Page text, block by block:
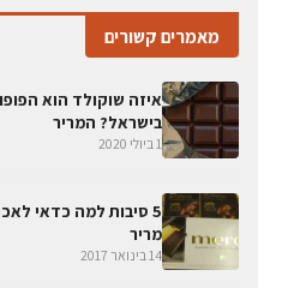
מאמרים קשורים
איזה שוקולד הוא
בישראל? המריר
1 ביולי 2020
5 סיבות למה כדאי
מריר
14 בינואר 2017